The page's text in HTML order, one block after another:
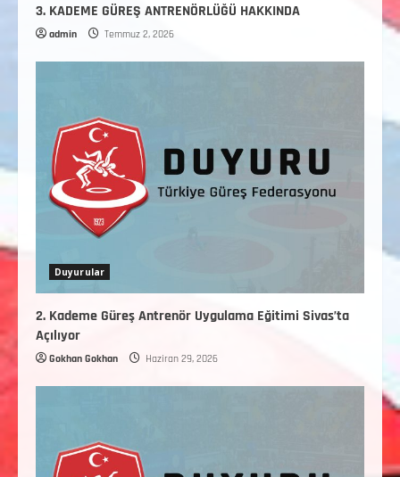
3. KADEME GÜREŞ ANTRENÖRLÜĞÜ HAKKINDA
admin Temmuz 2, 2026
Duyurular
2. Kademe Güreş Antrenör Uygulama Eğitimi Sivas’ta
Açılıyor
Gokhan Gokhan Haziran 29, 2026